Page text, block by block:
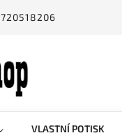
720518206
VLASTNÍ POTISK